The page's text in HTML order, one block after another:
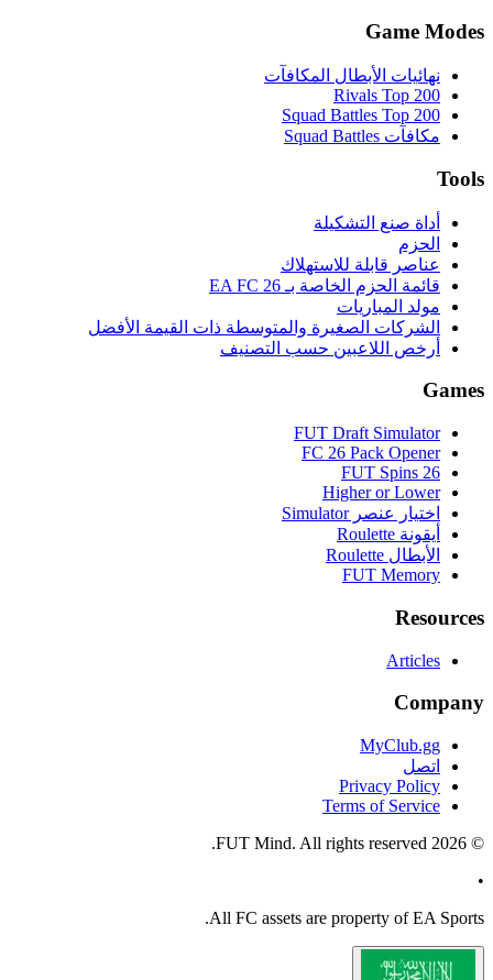
Game Modes
نهائيات الأبطال المكافآت
Rivals Top 200
Squad Battles Top 200
مكافآت Squad Battles
Tools
أداة صنع التشكيلة
الحزم
عناصر قابلة للاستهلاك
قائمة الحزم الخاصة بـ EA FC 26
مولد المباريات
الشركات الصغيرة والمتوسطة ذات القيمة الأفضل
أرخص اللاعبين حسب التصنيف
Games
FUT Draft Simulator
FC 26 Pack Opener
FUT Spins 26
Higher or Lower
اختيار عنصر Simulator
أيقونة Roulette
الأبطال Roulette
FUT Memory
Resources
Articles
Company
MyClub.gg
اتصل
Privacy Policy
Terms of Service
©
2026
•
All FC assets are property of EA Sports.